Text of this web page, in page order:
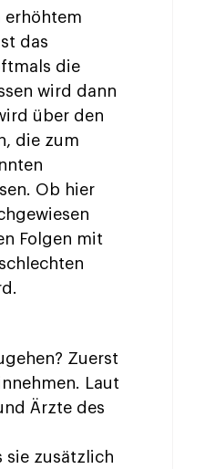
erhöhtem
das
die
wird dann
über den
die zum
Ob hier
Folgen mit
Zuerst
Laut
Ärzte des
sie zusätzlich